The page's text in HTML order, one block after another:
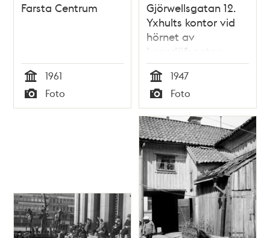
Farsta Centrum
Tid
1961
Typ
Foto
Gjörwellsgatan 12.
Yxhults kontor vid
hörnet av
Lagerlöfsgatan
Tid
1947
Typ
Foto